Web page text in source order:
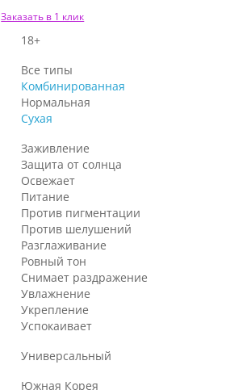
Заказать в 1 клик
18+
Все типы
Комбинированная
Нормальная
Сухая
Заживление
Защита от солнца
Освежает
Питание
Против пигментации
Против шелушений
Разглаживание
Ровный тон
Снимает раздражение
Увлажнение
Укрепление
Успокаивает
Универсальный
Южная Корея